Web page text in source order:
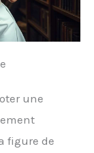
une
figure de